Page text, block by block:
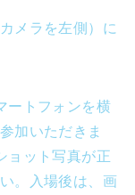
メラを左側）に
ートフォンを横
加いただきま
ョット写真が正
。入場後は、画